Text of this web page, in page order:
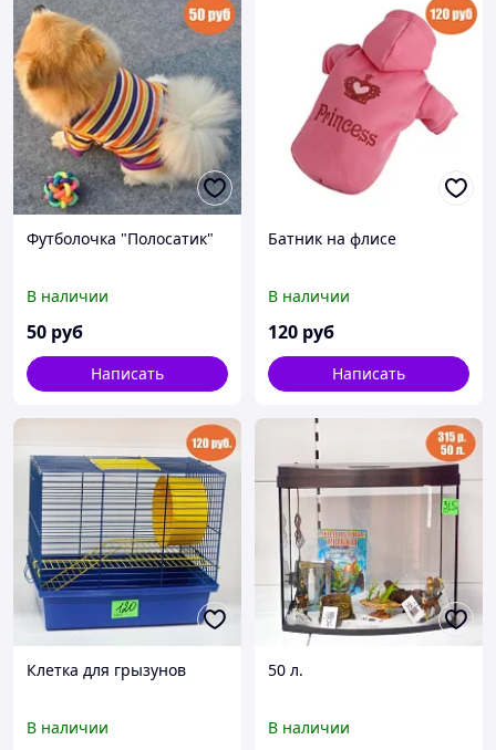
Футболочка "Полосатик"
В наличии
50 руб
Написать
Батник на флисе
В наличии
120 руб
Написать
Клетка для грызунов
В наличии
50 л.
В наличии